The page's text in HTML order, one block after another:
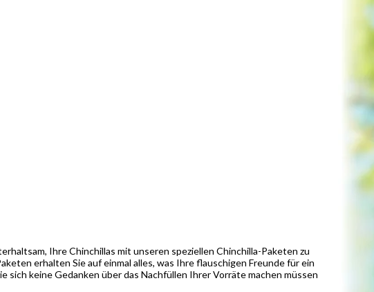
Ihre Chinchillas mit unseren speziellen Chinchilla-Paketen zu
erhalten Sie auf einmal alles, was Ihre flauschigen Freunde für ein
keine Gedanken über das Nachfüllen Ihrer Vorräte machen müssen